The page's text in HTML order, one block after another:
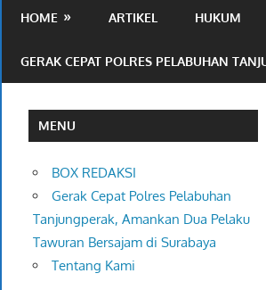
Publik
HOME ARTIKEL HUKUM
GERAK CEPAT POLRES PELABUHAN
MENU
BOX REDAKSI
Gerak Cepat Polres Pelabuhan
Tanjungperak, Amankan Dua Pelaku
Tawuran Bersajam di Surabaya
Tentang Kami